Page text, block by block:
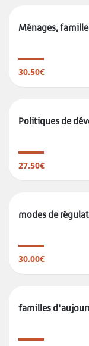
Ménages,
30.50€
Politiques de
27.50€
modes de
30.00€
familles